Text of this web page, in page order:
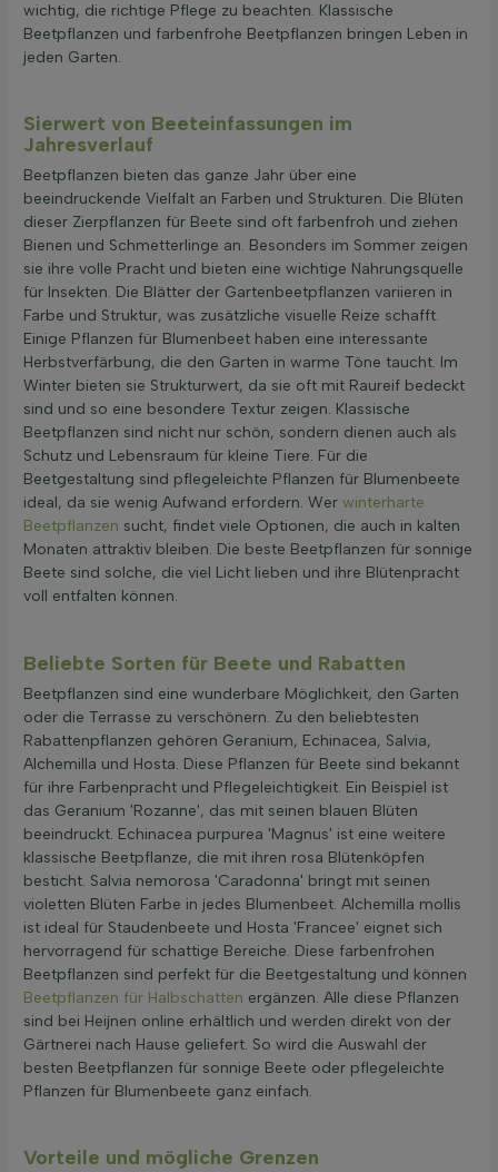
wichtig, die richtige Pflege zu beachten. Klassische
Beetpflanzen und farbenfrohe Beetpflanzen bringen Leben in
jeden Garten.
Sierwert von Beeteinfassungen im
Jahresverlauf
Beetpflanzen bieten das ganze Jahr über eine
beeindruckende Vielfalt an Farben und Strukturen. Die Blüten
dieser Zierpflanzen für Beete sind oft farbenfroh und ziehen
Bienen und Schmetterlinge an. Besonders im Sommer zeigen
sie ihre volle Pracht und bieten eine wichtige Nahrungsquelle
für Insekten. Die Blätter der Gartenbeetpflanzen variieren in
Farbe und Struktur, was zusätzliche visuelle Reize schafft.
Einige Pflanzen für Blumenbeet haben eine interessante
Herbstverfärbung, die den Garten in warme Töne taucht. Im
Winter bieten sie Strukturwert, da sie oft mit Raureif bedeckt
sind und so eine besondere Textur zeigen. Klassische
Beetpflanzen sind nicht nur schön, sondern dienen auch als
Schutz und Lebensraum für kleine Tiere. Für die
Beetgestaltung sind pflegeleichte Pflanzen für Blumenbeete
ideal, da sie wenig Aufwand erfordern. Wer winterharte
Beetpflanzen sucht, findet viele Optionen, die auch in kalten
Monaten attraktiv bleiben. Die beste Beetpflanzen für sonnige
Beete sind solche, die viel Licht lieben und ihre Blütenpracht
voll entfalten können.
Beliebte Sorten für Beete und Rabatten
Beetpflanzen sind eine wunderbare Möglichkeit, den Garten
oder die Terrasse zu verschönern. Zu den beliebtesten
Rabattenpflanzen gehören Geranium, Echinacea, Salvia,
Alchemilla und Hosta. Diese Pflanzen für Beete sind bekannt
für ihre Farbenpracht und Pflegeleichtigkeit. Ein Beispiel ist
das Geranium 'Rozanne', das mit seinen blauen Blüten
beeindruckt. Echinacea purpurea 'Magnus' ist eine weitere
klassische Beetpflanze, die mit ihren rosa Blütenköpfen
besticht. Salvia nemorosa 'Caradonna' bringt mit seinen
violetten Blüten Farbe in jedes Blumenbeet. Alchemilla mollis
ist ideal für Staudenbeete und Hosta 'Francee' eignet sich
hervorragend für schattige Bereiche. Diese farbenfrohen
Beetpflanzen sind perfekt für die Beetgestaltung und können
Beetpflanzen für Halbschatten ergänzen. Alle diese Pflanzen
sind bei Heijnen online erhältlich und werden direkt von der
Gärtnerei nach Hause geliefert. So wird die Auswahl der
besten Beetpflanzen für sonnige Beete oder pflegeleichte
Pflanzen für Blumenbeete ganz einfach.
Vorteile und mögliche Grenzen